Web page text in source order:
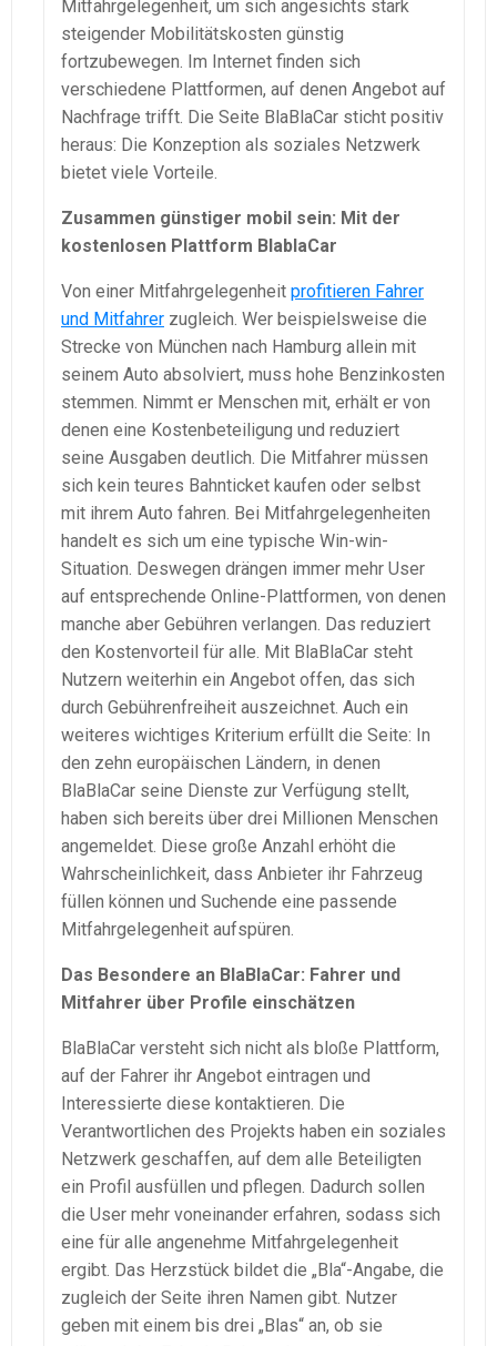
Mitfahrgelegenheit, um sich angesichts stark
steigender Mobilitätskosten günstig
fortzubewegen. Im Internet finden sich
verschiedene Plattformen, auf denen Angebot auf
Nachfrage trifft. Die Seite BlaBlaCar sticht positiv
heraus: Die Konzeption als soziales Netzwerk
bietet viele Vorteile.
Zusammen günstiger mobil sein: Mit der
kostenlosen Plattform BlablaCar
Von einer Mitfahrgelegenheit profitieren Fahrer
und Mitfahrer zugleich. Wer beispielsweise die
Strecke von München nach Hamburg allein mit
seinem Auto absolviert, muss hohe Benzinkosten
stemmen. Nimmt er Menschen mit, erhält er von
denen eine Kostenbeteiligung und reduziert
seine Ausgaben deutlich. Die Mitfahrer müssen
sich kein teures Bahnticket kaufen oder selbst
mit ihrem Auto fahren. Bei Mitfahrgelegenheiten
handelt es sich um eine typische Win-win-
Situation. Deswegen drängen immer mehr User
auf entsprechende Online-Plattformen, von denen
manche aber Gebühren verlangen. Das reduziert
den Kostenvorteil für alle. Mit BlaBlaCar steht
Nutzern weiterhin ein Angebot offen, das sich
durch Gebührenfreiheit auszeichnet. Auch ein
weiteres wichtiges Kriterium erfüllt die Seite: In
den zehn europäischen Ländern, in denen
BlaBlaCar seine Dienste zur Verfügung stellt,
haben sich bereits über drei Millionen Menschen
angemeldet. Diese große Anzahl erhöht die
Wahrscheinlichkeit, dass Anbieter ihr Fahrzeug
füllen können und Suchende eine passende
Mitfahrgelegenheit aufspüren.
Das Besondere an BlaBlaCar: Fahrer und
Mitfahrer über Profile einschätzen
BlaBlaCar versteht sich nicht als bloße Plattform,
auf der Fahrer ihr Angebot eintragen und
Interessierte diese kontaktieren. Die
Verantwortlichen des Projekts haben ein soziales
Netzwerk geschaffen, auf dem alle Beteiligten
ein Profil ausfüllen und pflegen. Dadurch sollen
die User mehr voneinander erfahren, sodass sich
eine für alle angenehme Mitfahrgelegenheit
ergibt. Das Herzstück bildet die „Bla“-Angabe, die
zugleich der Seite ihren Namen gibt. Nutzer
geben mit einem bis drei „Blas“ an, ob sie